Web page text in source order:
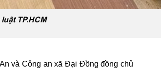
TP.HCM
và Công an xã Đại Đồng đồng chủ